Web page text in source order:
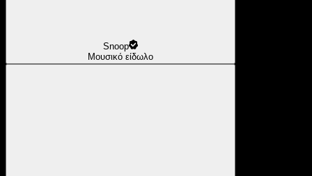
Snoop
Μουσικό είδωλο